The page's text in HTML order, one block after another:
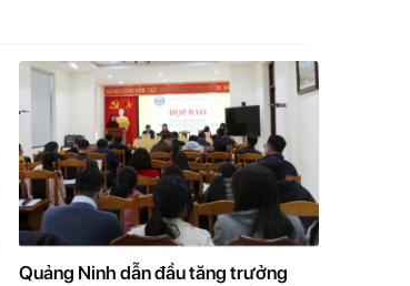
Quảng Ninh dẫn đầu tăng trưởng